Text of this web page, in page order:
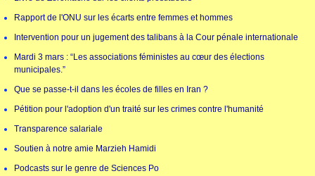
Rapport de l'ONU sur les écarts entre femmes et hommes
Intervention pour un jugement des talibans à la Cour pénale internationale
Mardi 3 mars : “Les associations féministes au cœur des élections
municipales.”
Que se passe-t-il dans les écoles de filles en Iran ?
Pétition pour l'adoption d'un traité sur les crimes contre l'humanité
Transparence salariale
Soutien à notre amie Marzieh Hamidi
Podcasts sur le genre de Sciences Po